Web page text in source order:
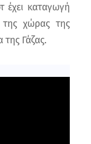
έχει καταγωγή
χώρας της
Γάζας.